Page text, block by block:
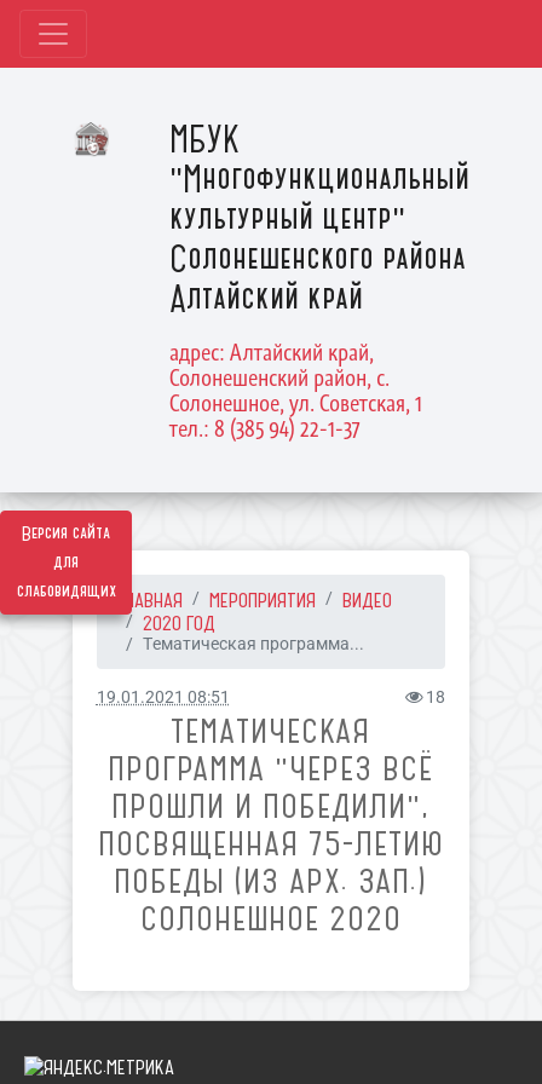
Версия сайта
для
слабовидящих
МБУК
"Многофункциональный
культурный центр"
Солонешенского района
Алтайский край
адрес: Алтайский край,
Солонешенский район, с.
Солонешное, ул. Советская, 1
тел.: 8 (385 94) 22-1-37
ГЛАВНАЯ МЕРОПРИЯТИЯ
ВИДЕО
2020 ГОД
Тематическая программа...
19.01.2021 08:51 18
ТЕМАТИЧЕСКАЯ
ПРОГРАММА "ЧЕРЕЗ ВСЁ
ПРОШЛИ И ПОБЕДИЛИ",
ПОСВЯЩЕННАЯ 75-ЛЕТИЮ
ПОБЕДЫ (ИЗ АРХ. ЗАП.)
СОЛОНЕШНОЕ 2020